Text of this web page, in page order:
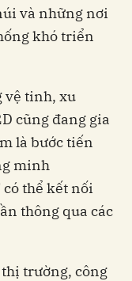
và những nơi
khó triển
vệ tinh, xu
cũng đang gia
là bước tiến
minh
thể kết nối
thông qua các
trường, công